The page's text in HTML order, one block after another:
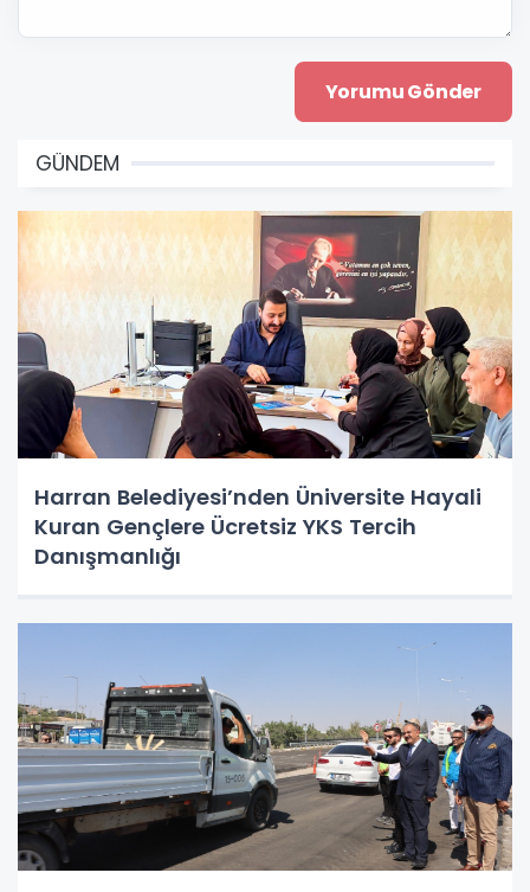
GÜNDEM
Harran Belediyesi’nden Üniversite Hayali
Kuran Gençlere Ücretsiz YKS Tercih
Danışmanlığı